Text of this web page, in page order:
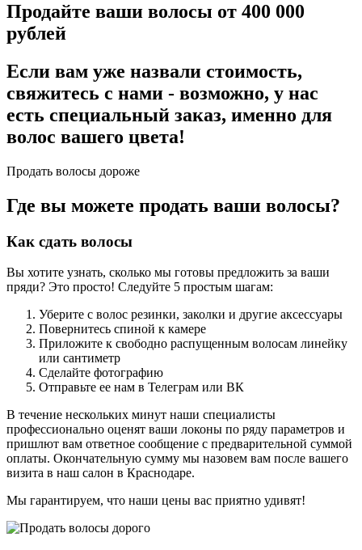
Продайте ваши волосы от 400 000
рублей
Если вам уже назвали стоимость,
свяжитесь с нами - возможно, у нас
есть специальный заказ, именно для
волос вашего цвета!
Продать волосы дороже
Где вы можете продать ваши волосы?
Как сдать волосы
Вы хотите узнать, сколько мы готовы предложить за ваши
пряди? Это просто! Следуйте 5 простым шагам:
Уберите с волос резинки, заколки и другие аксессуары
Повернитесь спиной к камере
Приложите к свободно распущенным волосам линейку
или сантиметр
Сделайте фотографию
Отправьте ее нам в Телеграм или ВК
В течение нескольких минут наши специалисты
профессионально оценят ваши локоны по ряду параметров и
пришлют вам ответное сообщение с предварительной суммой
оплаты. Окончательную сумму мы назовем вам после вашего
визита в наш салон в Краснодаре.
Мы гарантируем, что наши цены вас приятно удивят!